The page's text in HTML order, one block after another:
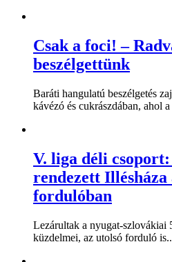
Csak a foci! –
beszélgettünk
Baráti hangulatú beszélgetés
kávézó és cukrászdában, ahol
V. liga déli
rendezett Illésháza
fordulóban
Lezárultak a nyugat-szlovákiai
küzdelmei, az utolsó forduló